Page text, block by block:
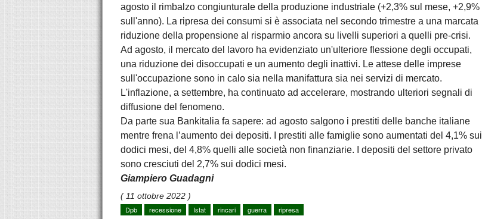
agosto il rimbalzo congiunturale della produzione industriale (+2,3% sul mese, +2,9%
sull'anno). La ripresa dei consumi si è associata nel secondo trimestre a una marcata
riduzione della propensione al risparmio ancora su livelli superiori a quelli pre-crisi.
Ad agosto, il mercato del lavoro ha evidenziato un'ulteriore flessione degli occupati,
una riduzione dei disoccupati e un aumento degli inattivi. Le attese delle imprese
sull'occupazione sono in calo sia nella manifattura sia nei servizi di mercato.
L'inflazione, a settembre, ha continuato ad accelerare, mostrando ulteriori segnali di
diffusione del fenomeno.
Da parte sua Bankitalia fa sapere: ad agosto salgono i prestiti delle banche italiane
mentre frena l’aumento dei depositi. I prestiti alle famiglie sono aumentati del 4,1% sui
dodici mesi, del 4,8% quelli alle società non finanziarie. I depositi del settore privato
sono cresciuti del 2,7% sui dodici mesi.
Giampiero Guadagni
( 11 ottobre 2022 )
Dpb
recessione Istat rincari guerra ripresa